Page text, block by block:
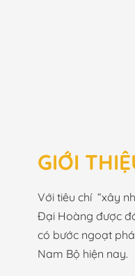
GIỚI
Với tiêu chí “xây
Đại Hoàng được
có bước ngoạt
Nam Bộ hiện nay.